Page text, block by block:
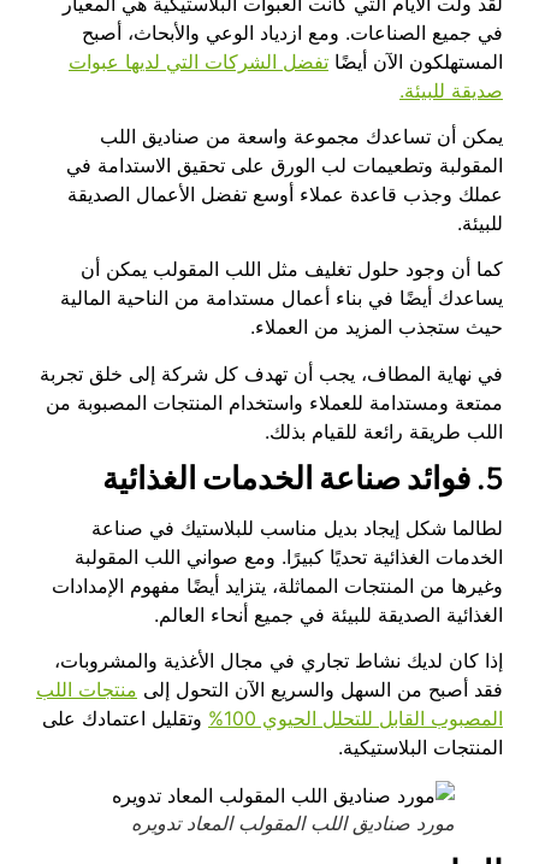
في جميع الصناعات. ومع ازدياد الوعي والأبحاث، أصبح
المستهلكون الآن أيضًا تفضل الشركات التي لديها عبوات
صديقة للبيئة.
يمكن أن تساعدك مجموعة واسعة من صناديق اللب
المقولبة وتطعيمات لب الورق على تحقيق الاستدامة في
عملك وجذب قاعدة عملاء أوسع تفضل الأعمال الصديقة
للبيئة.
كما أن وجود حلول تغليف مثل اللب المقولب يمكن أن
يساعدك أيضًا في بناء أعمال مستدامة من الناحية المالية
حيث ستجذب المزيد من العملاء.
في نهاية المطاف، يجب أن تهدف كل شركة إلى خلق تجربة
ممتعة ومستدامة للعملاء واستخدام المنتجات المصبوبة من
اللب طريقة رائعة للقيام بذلك.
5. فوائد صناعة الخدمات الغذائية
لطالما شكل إيجاد بديل مناسب للبلاستيك في صناعة
الخدمات الغذائية تحديًا كبيرًا. ومع صواني اللب المقولبة
وغيرها من المنتجات المماثلة، يتزايد أيضًا مفهوم الإمدادات
الغذائية الصديقة للبيئة في جميع أنحاء العالم.
إذا كان لديك نشاط تجاري في مجال الأغذية والمشروبات،
فقد أصبح من السهل والسريع الآن التحول إلى منتجات اللب
المصبوب القابل للتحلل الحيوي 100%
وتقليل اعتمادك على
المنتجات البلاستيكية.
مورد صناديق اللب المقولب المعاد تدويره